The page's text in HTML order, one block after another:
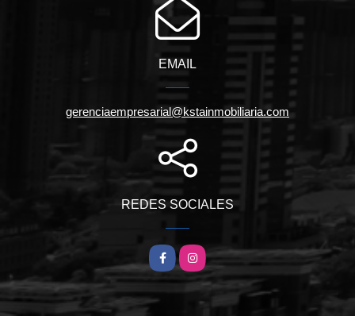
EMAIL
gerenciaempresarial@kstainmobiliaria.com
REDES SOCIALES
FacebookInstagram